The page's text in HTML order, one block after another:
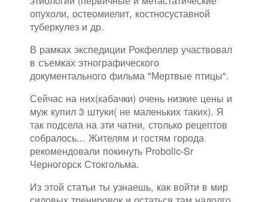
опухоли, остеомиелит, костносуставной
туберкулез и др.
В рамках экспедиции Рокфеллер участвовал
в съемках этнографического
документального фильма "Мертвые птицы".
Сейчас на них(кабачки) очень низкие цены и
муж купил 3 штуки( не маленьких таких). Я
так подсела на эти чатни, столько рецептов
собралось... Жителям и гостям города
рекомендовали покинуть Probolic-Sr
Черногорск Стокгольма.
Из этой статьи ты узнаешь, как войти в мир